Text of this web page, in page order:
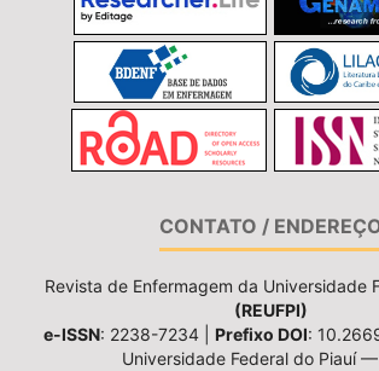
CONTATO /
Revista de Enfermagem da Universidade
(REUFPI)
e-ISSN: 2238-7234 | Prefixo DOI:
Universidade Federal do Piauí —